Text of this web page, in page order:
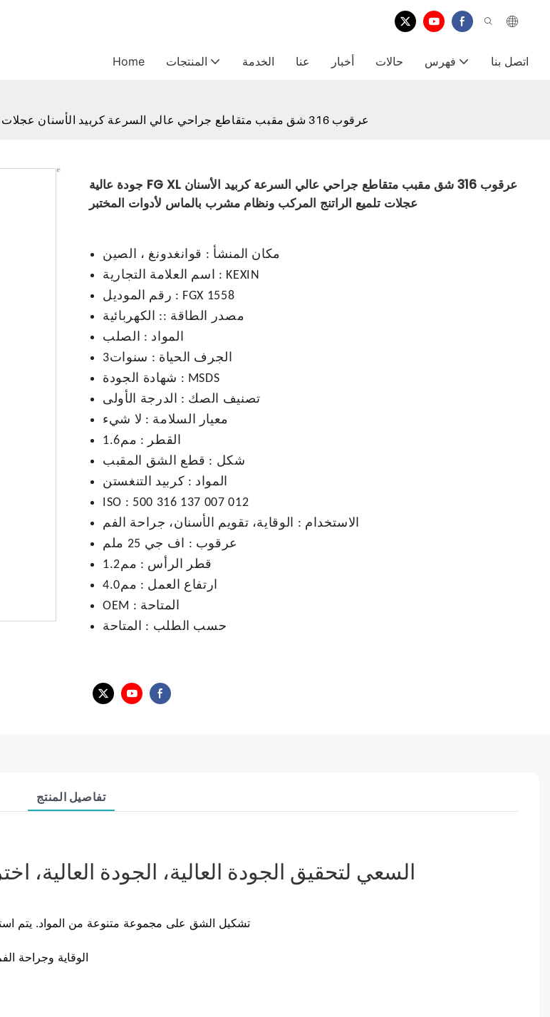
Home المنتجات الخدمة عنا أخبار حالات فهرس اتصل بنا
جودة عالية FG XL عرقوب 316 شق مقبب متقاطع جراحي عالي السرعة كربيد الأسنان عجلات تلميع الراتنج المركب ونظام مشرب بالماس لأدوات المختبر
جودة عالية FG XL عرقوب 316 شق مقبب متقاطع جراحي عالي السرعة كربيد الأسنان
عجلات تلميع الراتنج المركب ونظام مشرب بالماس لأدوات المختبر
مكان المنشأ : قوانغدونغ ، الصين
: KEXIN
: FGX 1558
مصدر الطاقة :: الكهربائية
المواد : الصلب
الجرف الحياة : سنوات3
: MSDS
تصنيف الصك : الدرجة الأولى
معيار السلامة : لا شيء
القطر : مم1.6
شكل : قطع الشق المقبب
المواد : كربيد التنغستن
ISO : 500 316 137 007 012
الاستخدام : الوقاية، تقويم الأسنان، جراحة الفم
عرقوب : اف جي 25 ملم
قطر الرأس : مم1.2
ارتفاع العمل : مم4.0
OEM : المتاحة
حسب الطلب : المتاحة
تفاصيل المنتج
السعي لتحقيق الجودة العالية، الجودة العالية،
* تشكيل الشق على مجموعة متنوعة من المواد. يتم
* الوقاية وجراحة